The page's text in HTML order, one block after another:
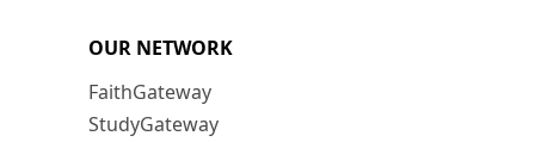
OUR NETWORK
FaithGateway
StudyGateway